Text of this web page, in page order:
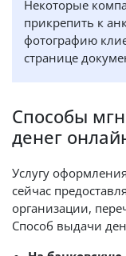
Некоторые
прикрепить к
фотографию
странице
Способы
денег
Услугу
сейчас
организации,
Способ выдачи